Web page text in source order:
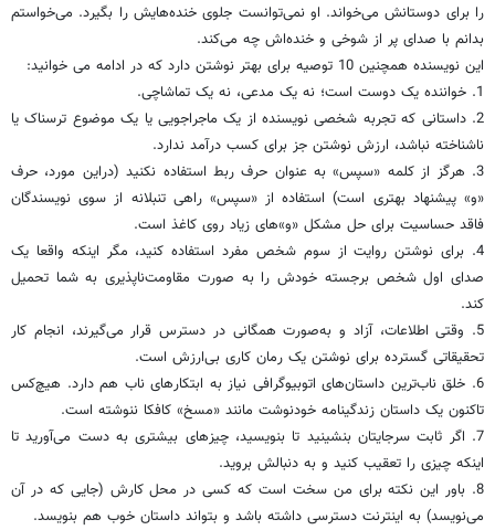
را برای دوستانش می‌خواند. او نمی‌توانست جلوی خنده‌هایش را بگیرد. می‌خواستم
بدانم با صدای پر از شوخی و خنده‌اش چه می‌کند.
این نویسنده همچنین 10 توصیه برای بهتر نوشتن دارد که در ادامه می خوانید:
1. خواننده یک دوست است؛ نه یک مدعی، نه یک تماشاچی.
2. داستانی که تجربه‌ شخصی نویسنده از یک ماجراجویی یا یک موضوع ترسناک یا
ناشناخته نباشد، ارزش نوشتن جز برای کسب درآمد ندارد.
3. هرگز از کلمه «سپس» به عنوان حرف ربط استفاده نکنید (در‌این مورد، حرف
«و» پیشنهاد بهتری است) استفاده از «سپس» راهی تنبلانه از سوی نویسندگان
فاقد حساسیت برای حل مشکل «و»های زیاد روی کاغذ است.
4. برای نوشتن روایت از سوم شخص مفرد استفاده کنید، مگر‌ اینکه واقعا یک
صدای اول شخص برجسته خودش را به صورت مقاومت‌ناپذیری به شما تحمیل
کند.
5. وقتی اطلاعات، آزاد و به‌صورت همگانی در دسترس قرار می‌گیرند، انجام کار
تحقیقاتی گسترده برای نوشتن یک رمان کاری بی‌ارزش است.
6. خلق ناب‌ترین داستان‌های اتوبیوگرافی نیاز به ابتکارهای ناب هم دارد. هیچ‌کس
تاکنون یک داستان زندگینامه خودنوشت مانند «مسخ» کافکا ننوشته است.
7. اگر ثابت سرجایتان بنشینید تا بنویسید، چیزهای بیشتری به دست می‌آورید تا‌
اینکه چیزی را تعقیب کنید و به دنبالش بروید.
8. باور این نکته برای من سخت است که کسی در محل کارش (جایی که در آن
می‌نویسد) به‌ اینترنت دسترسی داشته باشد و بتواند داستان خوب هم بنویسد.